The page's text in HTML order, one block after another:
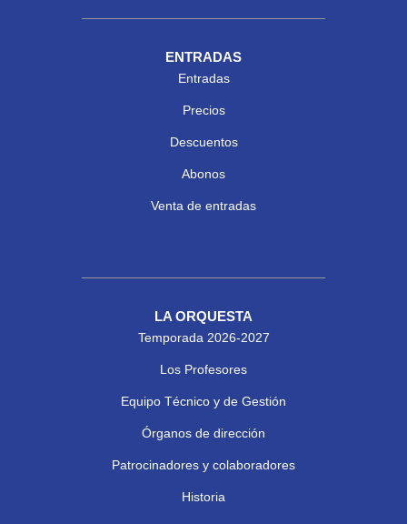
ENTRADAS
Entradas
Precios
Descuentos
Abonos
Venta de entradas
LA ORQUESTA
Temporada 2026-2027
Los Profesores
Equipo Técnico y de Gestión
Órganos de dirección
Patrocinadores y colaboradores
Historia